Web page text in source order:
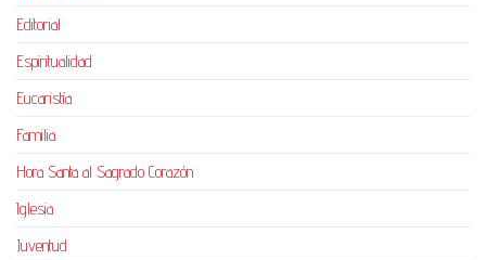
Editorial
Espiritualidad
Eucaristía
Familia
Hora Santa al Sagrado Corazón
Iglesia
Juventud